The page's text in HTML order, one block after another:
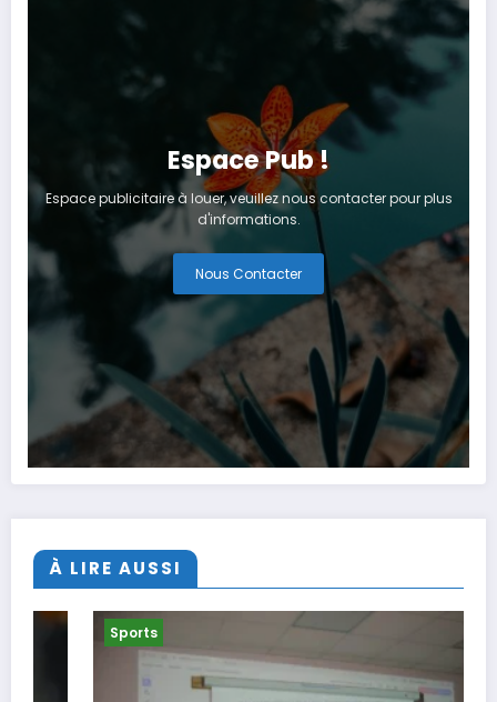
Espace Pub !
Espace publicitaire à louer, veuillez nous contacter pour plus
d'informations.
Nous Contacter
À LIRE AUSSI